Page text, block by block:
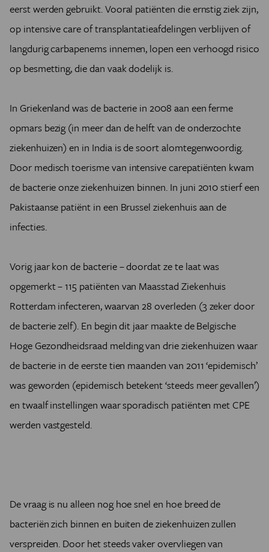
eerst werden gebruikt. Vooral patiënten die ernstig ziek zijn,
op intensive care of transplantatieafdelingen verblijven of
langdurig carbapenems innemen, lopen een verhoogd risico
op besmetting, die dan vaak dodelijk is.
In Griekenland was de bacterie in 2008 aan een ferme
opmars bezig (in meer dan de helft van de onderzochte
ziekenhuizen) en in India is de soort alomtegenwoordig.
Door medisch toerisme van intensive carepatiënten kwam
de bacterie onze ziekenhuizen binnen. In juni 2010 stierf een
Pakistaanse patiënt in een Brussel ziekenhuis aan de
infecties.
Vorig jaar kon de bacterie – doordat ze te laat was
opgemerkt – 115 patiënten van Maasstad Ziekenhuis
Rotterdam infecteren, waarvan 28 overleden (3 zeker door
de bacterie zelf). En begin dit jaar maakte de Belgische
Hoge Gezondheidsraad melding van drie ziekenhuizen waar
de bacterie in de eerste tien maanden van 2011 ‘epidemisch’
was geworden (epidemisch betekent ‘steeds meer gevallen’)
en twaalf instellingen waar sporadisch patiënten met CPE
werden vastgesteld.
De vraag is nu alleen nog hoe snel en hoe breed de
bacteriën zich binnen en buiten de ziekenhuizen zullen
verspreiden. Door het steeds vaker overvliegen van